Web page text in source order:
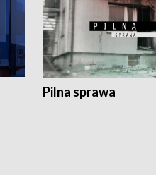
Pilna sprawa